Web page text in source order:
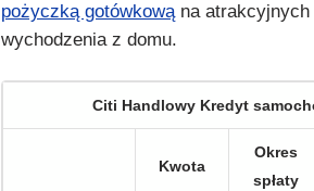
pożyczką gotówkowąna atrakcyjnych
wychodzenia z domu.
Citi Handlowy Kredyt
Kwota
Okres
spłaty